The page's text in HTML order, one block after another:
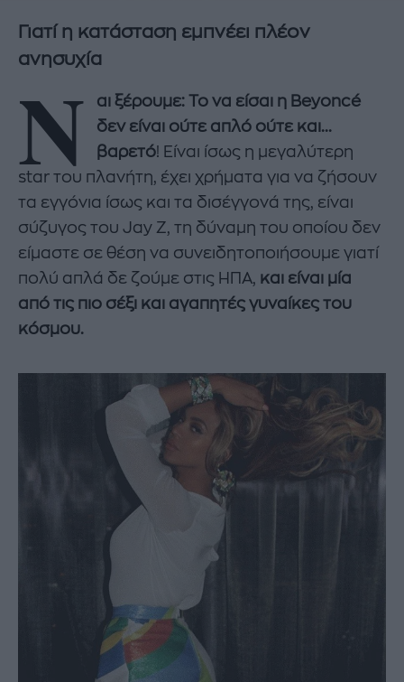
Γιατί η κατάσταση εμπνέει πλέον
ανησυχία
N
αι ξέρουμε: Το να είσαι η Beyoncé
δεν είναι ούτε απλό ούτε και...
βαρετό! Είναι ίσως η μεγαλύτερη
star του πλανήτη, έχει χρήματα για να ζήσουν
τα εγγόνια ίσως και τα δισέγγονά της, είναι
σύζυγος του Jay Z, τη δύναμη του οποίου δεν
είμαστε σε θέση να συνειδητοποιήσουμε γιατί
πολύ απλά δε ζούμε στις ΗΠΑ, και είναι μία
από τις πιο σέξι και αγαπητές γυναίκες του
κόσμου.